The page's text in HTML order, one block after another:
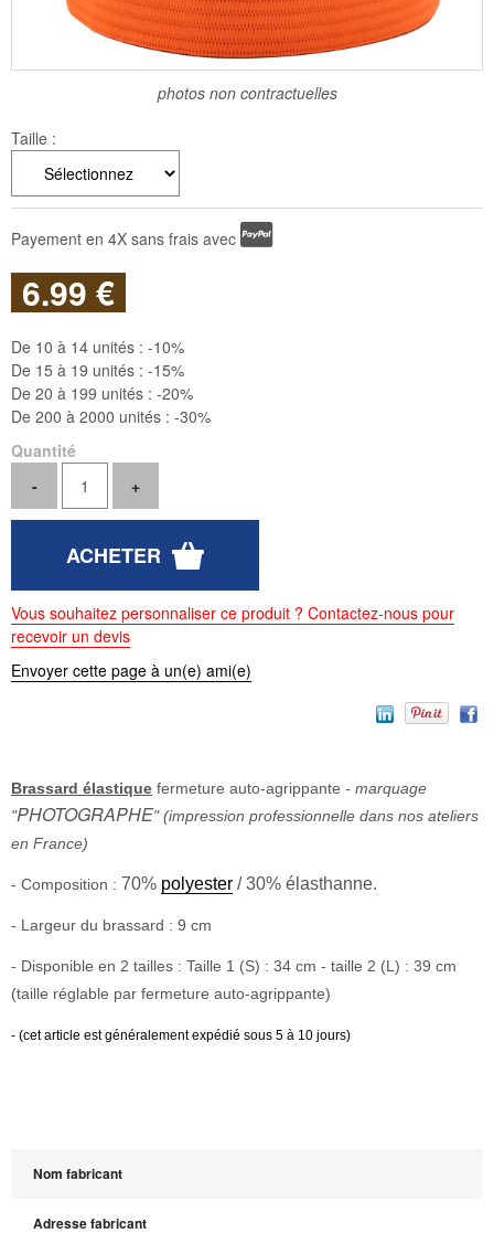
photos non contractuelles
Taille :
Payement en 4X sans frais avec
6.99 €
De 10 à 14 unités : -10%
De 15 à 19 unités : -15%
De 20 à 199 unités : -20%
De 200 à 2000 unités : -30%
Quantité
Vous souhaitez personnaliser ce produit ? Contactez-nous pour
recevoir un devis
Envoyer cette page à un(e) ami(e)
Brassard élastique fermeture auto-agrippante - marquage
"PHOTOGRAPHE" (impression professionnelle dans nos ateliers
en France)
- Composition : 70% polyester / 30% élasthanne.
- Largeur du brassard : 9 cm
- Disponible en 2 tailles : Taille 1 (S) : 34 cm - taille 2 (L) : 39 cm
(taille réglable par fermeture auto-agrippante)
- (cet article est généralement expédié sous 5 à 10 jours)
Nom fabricant
Adresse fabricant